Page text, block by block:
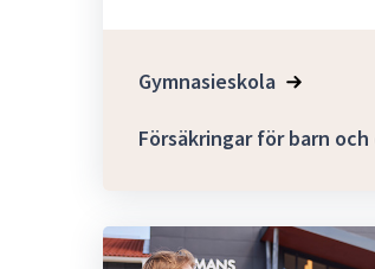
Gymnasieskola
Försäkringar för barn